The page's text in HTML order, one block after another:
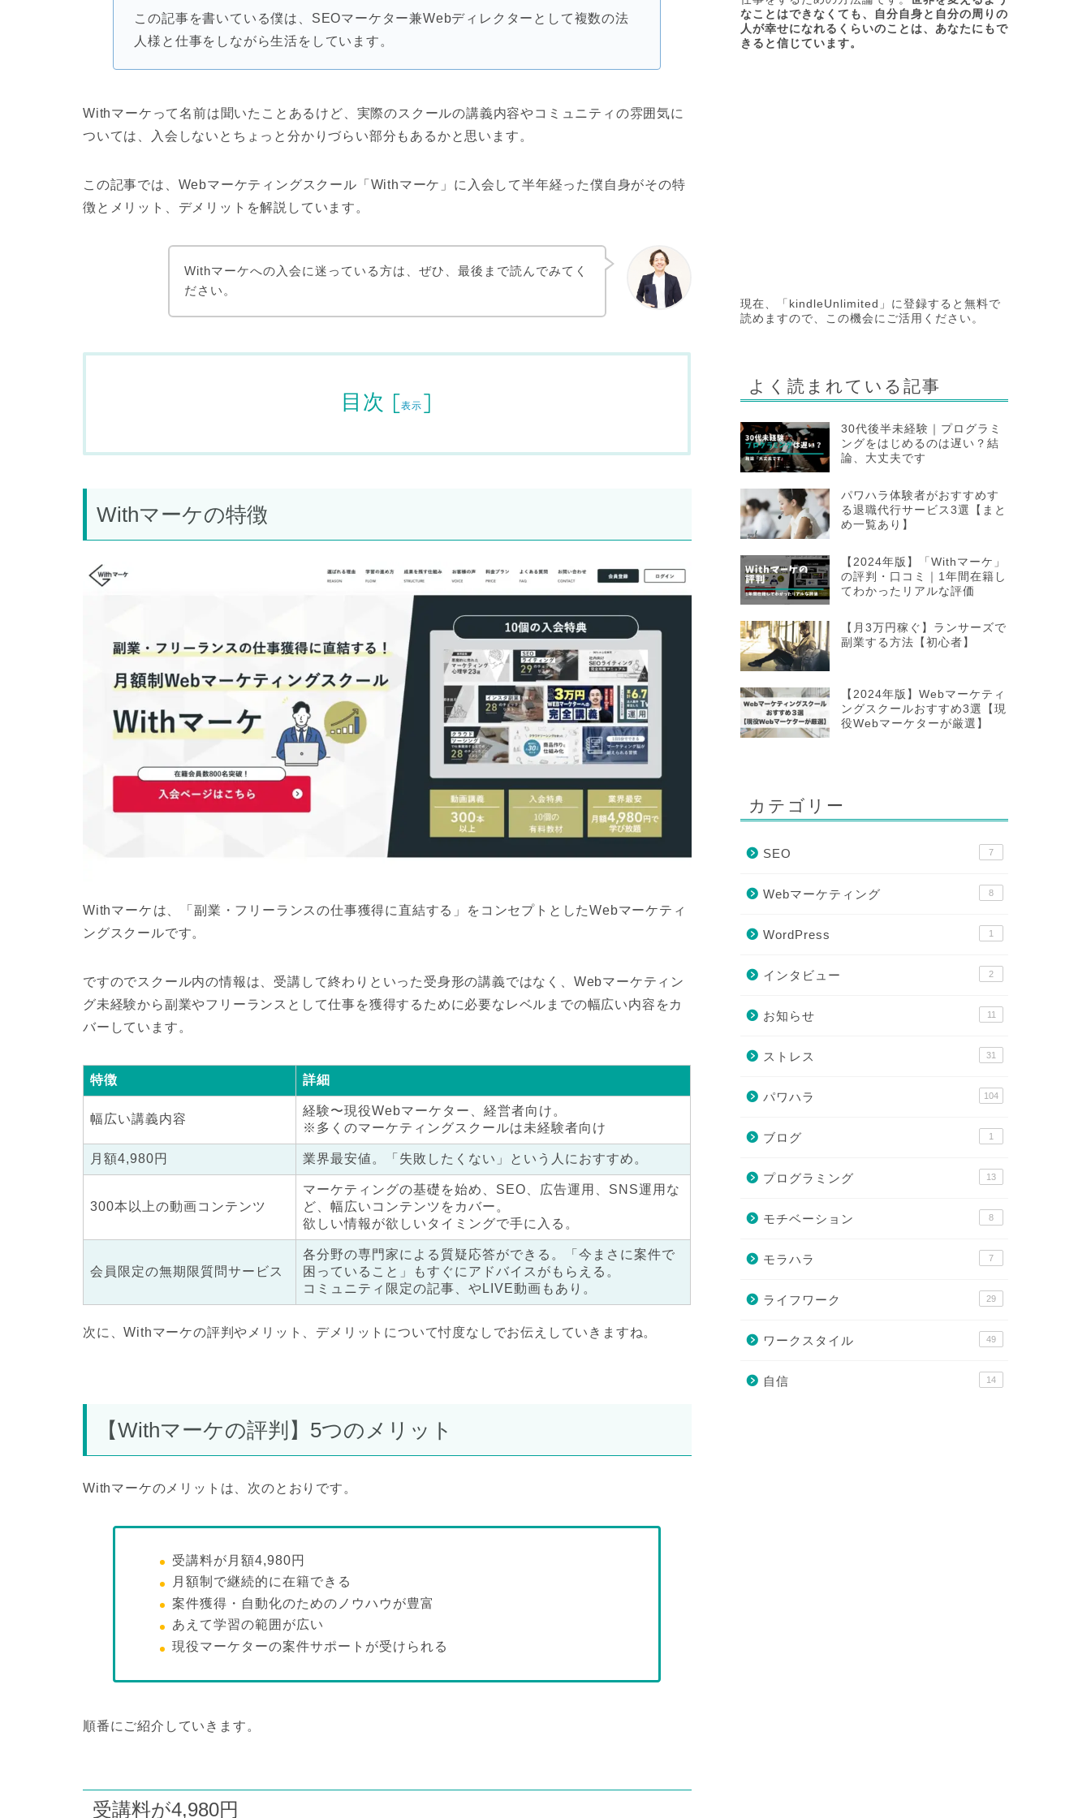
この記事を書いている僕は、SEOマーケター兼Webディレクターとして複数の法
人様と仕事をしながら生活をしています。
Withマーケって名前は聞いたことあるけど、実際のスクールの講義内容やコミュニティの雰囲気に
ついては、入会しないとちょっと分かりづらい部分もあるかと思います。
この記事では、Webマーケティングスクール「Withマーケ」に入会して半年経った僕自身がその特
徴とメリット、デメリットを解説しています。
Withマーケへの入会に迷っている方は、ぜひ、最後まで読んでみてく
ださい。
目次 [表示 ]
Withマーケの特徴
Withマーケ は、「副業・フリーランスの仕事獲得に直結する」をコンセプトとしたWebマーケティ
ングスクールです。
ですのでスクール内の情報は、受講して終わりといった受身形の講義ではなく、Webマーケティン
グ未経験から副業やフリーランスとして仕事を獲得するために必要なレベルまでの幅広い内容をカ
バーしています。
特徴 詳細
幅広い講義内容
経験〜現役Webマーケター、経営者向け。
※多くのマーケティングスクールは未経験者向け
月額4,980円 業界最安値。「失敗したくない」という人におすすめ。
300本以上の動画コンテンツ
マーケティングの基礎を始め、SEO、広告運用、SNS運用な
ど、幅広いコンテンツをカバー。
欲しい情報が欲しいタイミングで手に入る。
会員限定の無期限質問サービス
各分野の専門家による質疑応答ができる。「今まさに案件で
困っていること」もすぐにアドバイスがもらえる。
コミュニティ限定の記事、やLIVE動画もあり。
次に、Withマーケの評判やメリット、デメリットについて忖度なしでお伝えしていきますね。
【Withマーケの評判】5つのメリット
Withマーケのメリットは、次のとおりです。
受講料が月額4,980円
月額制で継続的に在籍できる
案件獲得・自動化のためのノウハウが豊富
あえて学習の範囲が広い
現役マーケターの案件サポートが受けられる
順番にご紹介していきます。
受講料が4,980円
なことはできなくても、自分自身と自分の周りの
人が幸せになれるくらいのことは、あなたにもで
きると信じています。
現在、「kindleUnlimited」に登録すると無料で
読めますので、この機会にご活用ください。
よく読まれている記事
30代後半未経験｜プログラミ
ングをはじめるのは遅い？結
論、大丈夫です
パワハラ体験者がおすすめす
る退職代行サービス3選【まと
め一覧あり】
【2024年版】「Withマーケ」
の評判・口コミ｜1年間在籍し
てわかったリアルな評価
【月3万円稼ぐ】ランサーズで
副業する方法【初心者】
【2024年版】Webマーケティ
ングスクールおすすめ3選【現
役Webマーケターが厳選】
カテゴリー
SEO 7
Webマーケティング 8
WordPress 1
インタビュー 2
お知らせ 11
ストレス 31
パワハラ 104
ブログ 1
プログラミング 13
モチベーション 8
モラハラ 7
ライフワーク 29
ワークスタイル 49
自信 14